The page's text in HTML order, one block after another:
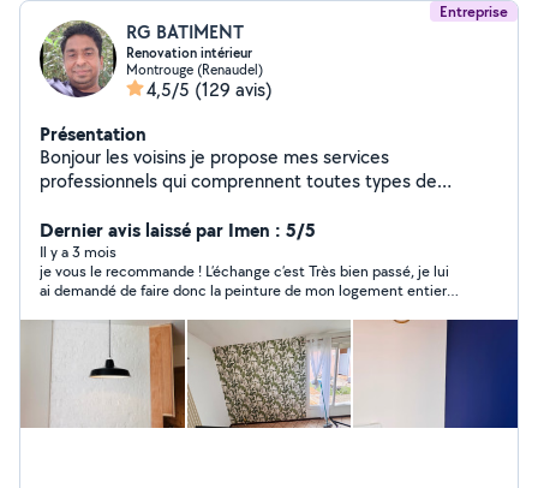
Entreprise
RG BATIMENT
Renovation intérieur
Montrouge (Renaudel)
4,5/5 (129 avis)
Présentation
Bonjour les voisins je propose mes services
professionnels qui comprennent toutes types de
experience rest a votre disposition merci
Dernier avis laissé par Imen : 5/5
Il y a 3 mois
je vous le recommande ! L’échange c’est Très bien passé, je lui
ai demandé de faire donc la peinture de mon logement entier
demandé de la laver mon balcon pareil très bon résultat Je
vous le recommande, je le recontacterai pour d’autres choses à
faire chez moi merci encore Pour la confiance et votre
réactivité 👍🏼👍🏼🌟